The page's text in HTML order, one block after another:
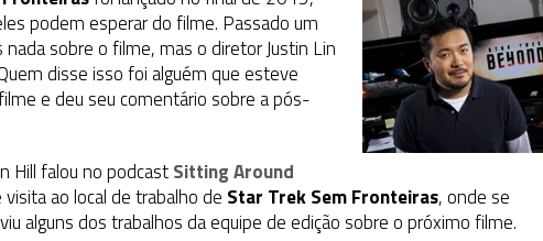
WORLDS ENCARA O FIM DE UMA ERA NA SDCC
EPISÓDIOS DESTAR TREKSOBRE DIFERENTES PONTOS DE VISTA
SEIS EPISÓDIOS DESTAR TREKSOBRE PATERNIDADE
podem esperar do filme. Passado um
sobre o filme, mas o diretor Justin Lin
disse isso foi alguém que esteve
e deu seu comentário sobre a pós-
Hill falou no podcastSitting Around
ao local de trabalho de Star Trek Sem Fronteiras, onde se
alguns dos trabalhos da equipe de edição sobre o próximo filme.